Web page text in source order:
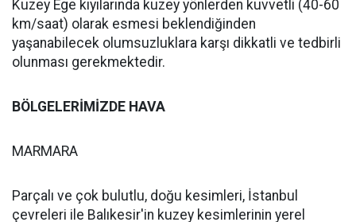
Kuzey Ege kıyılarında kuzey yönlerden kuvvetli (40-60
km/saat) olarak esmesi beklendiğinden
yaşanabilecek olumsuzluklara karşı dikkatli ve tedbirli
olunması gerekmektedir.
BÖLGELERİMİZDE HAVA
MARMARA
Parçalı ve çok bulutlu, doğu kesimleri, İstanbul
çevreleri ile Balıkesir'in kuzey kesimlerinin yerel